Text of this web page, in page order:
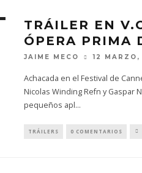
TRÁILER EN
ÓPERA PRIMA
JAIME MECO 12 MARZO,
Achacada en el Festival de
Nicolas Winding Refn y Gaspar
pequeños apl...
TRÁILERS 0 COMENTARIOS